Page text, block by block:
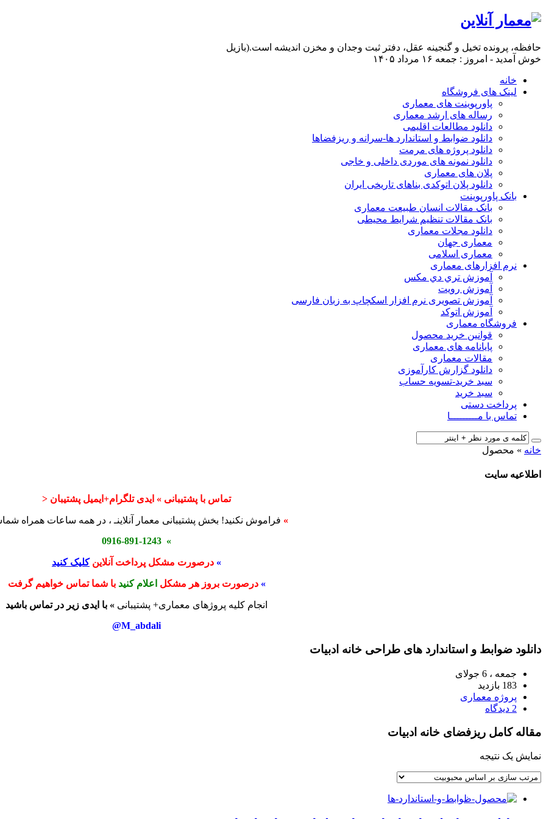
حافظه، پرونده تخيل و گنجينه عقل، دفتر ثبت وجدان و مخزن انديشه است.(بازيل
خوش آمدید - امروز : جمعه ۱۶ مرداد ۱۴۰۵
خانه
لینک های فروشگاه
پاورپوینت های معماری
رساله های ارشد معماری
دانلود مطالعات اقلیمی
دانلود ضوابط و استاندارد ها-سرانه و ریزفضاها
دانلود پروژه های مرمت
دانلود نمونه های موردی داخلی و خاجی
پلان های معماری
دانلود پلان اتوکدی بناهای تاریخی ایران
بانک پاورپوینت
بانک مقالات انسان طبیعت معماری
بانک مقالات تنظیم شرایط محیطی
دانلود مجلات معماری
معماری جهان
معماری اسلامی
نرم افزارهای معماری
آﻣﻮزش ﺗﺮي دي ﻣﮑﺲ
آموزش رویت
آموزش تصویری نرم افزار اسکچاپ به زبان فارسی
آموزش اتوکد
فروشگاه معماری
قوانین خرید محصول
پایانامه های معماری
مقالات معماری
دانلود گزارش کارآموزی
سبد خرید-تسویه حساب
سبد خرید
پرداخت دستی
تماس با مـــــــــا
خانه » محصول
اطلاعیه سایت
تماس با پشتیبانی » ایدی تلگرام+ایمیل پشتیبان <
» فراموش نکنید! بخش پشتیبانی معمار آنلاینـ ، در همه ساعات همراه
» 0916-891-1243
» درصورت مشکل پرداخت آنلاینکلیک کنید
» درصورت بروز هر مشکل اعلام کنید با شما تماس خواهیم گرفت
انجام کلیه پروژهای معماری+ پشتیبانی » با ایدی زیر در تماس باشید
M_abdali@
دانلود ضوابط و استاندارد های طراحی خانه ادبیات
جمعه ، 6 جولای
183 بازدید
پروژه معماری
2 دیدگاه
مقاله کامل ریزفضای خانه ادبیات
نمایش یک نتیجه